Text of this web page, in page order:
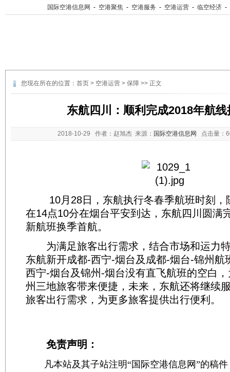
国际空港信息网 - 空港聚焦 - 空港服务 - 空港运营 - 临空经济 -
您现在所在的位置： 首页 > 空港运营 > 保障 >> 正文
东航四川：顺利完成2018年航
2018-10-29 作者：赵旭杰 来源： 国际空港信息网 点击量：
10月28日，东航执行冬春季航班时刻，
在14点10分在烟台平安到达，东航四川圆满
新航班换季首航。
为满足旅客出行需求，结合市场和运力
东航新开成都-西宁-烟台及成都-烟台-锦州航
西宁-烟台及锦州-烟台没有直飞航班的空白
州三地旅客带来便捷，未来，东航还将继续
旅客出行需求，为更多旅客提供出行便利。
免责声明：
凡本站及其子站注明“国际空港信息网”的稿件